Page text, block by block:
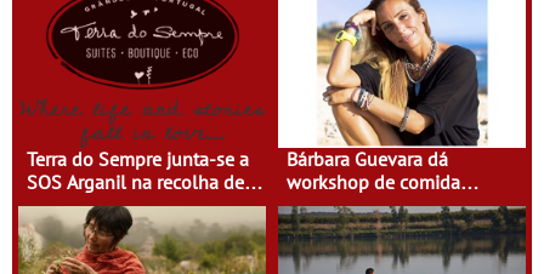
Terra do Sempre junta-se a
SOS Arganil na recolha de
bens de primeira
necessidade
Bárbara Guevara dá
workshop de comida
saudável na Terra do
Sempre